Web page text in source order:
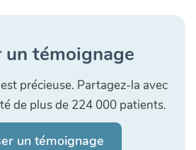
un témoignage
précieuse. Partagez-la avec
de plus de 224 000 patients.
un témoignage